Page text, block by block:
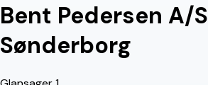
Bent Pedersen A/S
Sønderborg